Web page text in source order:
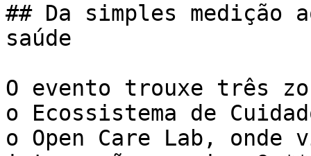
## Da simples medição
saúde
O evento trouxe três
o Ecossistema de
o Open Care Lab,